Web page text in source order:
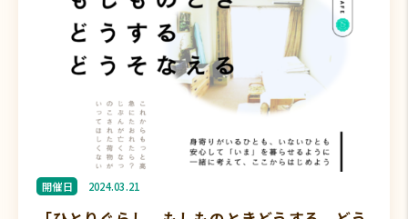
開催日 2024.03.21